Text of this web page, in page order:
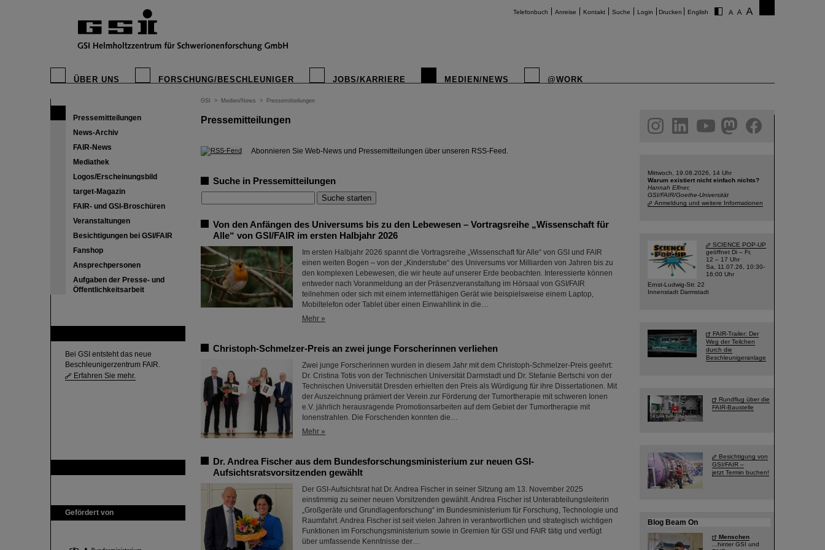
Telefonbuch Anreise Kontakt Suche Login Drucken English
ÜBER UNS FORSCHUNG/BESCHLEUNIGER JOBS/KARRIERE MEDIEN/NEWS @WORK
Pressemitteilungen
News-Archiv
FAIR-News
Mediathek
Logos/Erscheinungsbild
target-Magazin
FAIR- und GSI-Broschüren
Veranstaltungen
Besichtigungen bei GSI/FAIR
Fanshop
Ansprechpersonen
Aufgaben der Presse- und
Öffentlichkeitsarbeit
Bei GSI entsteht das neue
Beschleunigerzentrum FAIR.
Erfahren Sie mehr.
Gefördert von
GSI > Medien/News > Pressemitteilungen
Pressemitteilungen
© Abonnieren Sie Web-News und Pressemitteilungen über unseren RSS-Feed.
Suche in Pressemitteilungen
Von den Anfängen des Universums bis zu den Lebewesen – Vortragsreihe „Wissenschaft für
Alle“ von GSI/FAIR im ersten Halbjahr 2026
Im ersten Halbjahr 2026 spannt die Vortragsreihe „Wissenschaft für Alle“ von GSI und FAIR
einen weiten Bogen – von der „Kinderstube“ des Universums vor Milliarden von Jahren bis zu
den komplexen Lebewesen, die wir heute auf unserer Erde beobachten. Interessierte können
entweder nach Voranmeldung an der Präsenzveranstaltung im Hörsaal von GSI/FAIR
teilnehmen oder sich mit einem internetfähigen Gerät wie beispielsweise einem Laptop,
Mobiltelefon oder Tablet über einen Einwahllink in die…
Mehr »
Christoph-Schmelzer-Preis an zwei junge Forscherinnen verliehen
Zwei junge Forscherinnen wurden in diesem Jahr mit dem Christoph-Schmelzer-Preis geehrt:
Dr. Cristina Totis von der Technischen Universität Darmstadt und Dr. Stefanie Bertschi von der
Technischen Universität Dresden erhielten den Preis als Würdigung für ihre Dissertationen. Mit
der Auszeichnung prämiert der Verein zur Förderung der Tumortherapie mit schweren Ionen
e.V. jährlich herausragende Promotionsarbeiten auf dem Gebiet der Tumortherapie mit
Ionenstrahlen. Die Forschenden konnten die…
Mehr »
Dr. Andrea Fischer aus dem Bundesforschungsministerium zur neuen GSI-
Aufsichtsratsvorsitzenden gewählt
Der GSI-Aufsichtsrat hat Dr. Andrea Fischer in seiner Sitzung am 13. November 2025
einstimmig zu seiner neuen Vorsitzenden gewählt. Andrea Fischer ist Unterabteilungsleiterin
„Großgeräte und Grundlagenforschung“ im Bundesministerium für Forschung, Technologie und
Raumfahrt. Andrea Fischer ist seit vielen Jahren in verantwortlichen und strategisch wichtigen
Funktionen im Forschungsministerium sowie in Gremien für GSI und FAIR tätig und verfügt
über umfassende Kenntnisse der…
facebook
Mittwoch, 19.08.2026, 14 Uhr
Warum existiert nicht einfach nichts?
Hannah Elfner,
GSI/FAIR/Goethe-Universität
Anmeldung und weitere Informationen
SCIENCE POP-UP
geöffnet Di – Fr,
12 – 17 Uhr
Sa, 11.07.26, 10:30-
16:00 Uhr
Ernst-Ludwig-Str. 22
Innenstadt Darmstadt
FAIR-Trailer: Der
Weg der Teilchen
durch die
Beschleunigeranlage
Rundflug über die
FAIR-Baustelle
Besichtigung von
GSI/FAIR –
jetzt Termin buchen!
Blog Beam On
Menschen
...hinter GSI und